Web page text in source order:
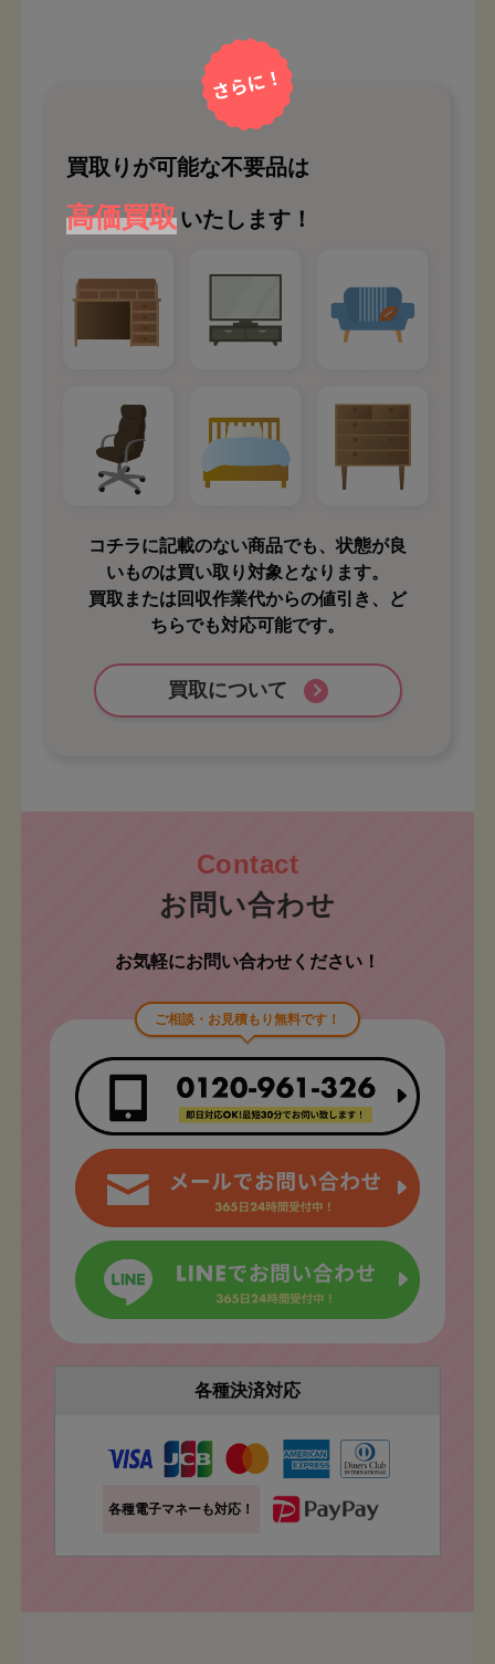
買取りが可能な不要品は
高価買取いたします！
コチラに記載のない商品でも、状態が良
いものは買い取り対象となります。
買取または回収作業代からの値引き、ど
ちらでも対応可能です。
買取について
お問い合わせ
お気軽にお問い合わせください！
ご相談・お見積もり無料です！
各種決済対応
各種電子マネーも対応！